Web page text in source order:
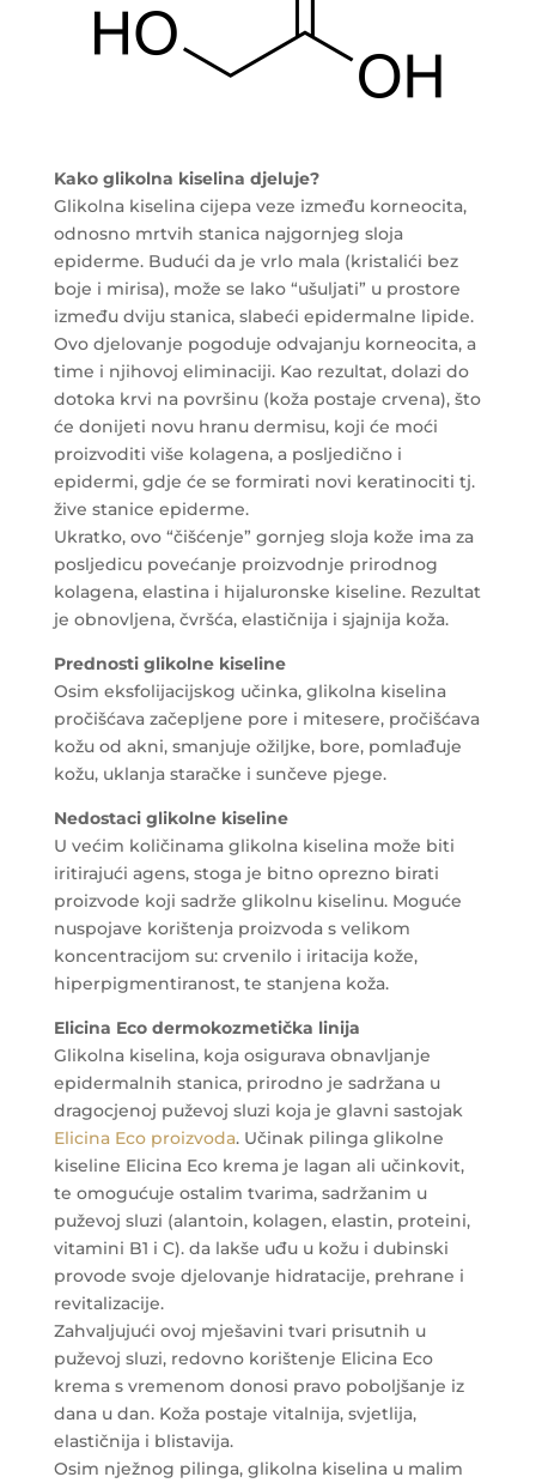
Kako glikolna kiselina djeluje?
Glikolna kiselina cijepa veze između korneocita,
odnosno mrtvih stanica najgornjeg sloja
epiderme. Budući da je vrlo mala (kristalići bez
boje i mirisa), može se lako “ušuljati” u prostore
između dviju stanica, slabeći epidermalne lipide.
Ovo djelovanje pogoduje odvajanju korneocita, a
time i njihovoj eliminaciji. Kao rezultat, dolazi do
dotoka krvi na površinu (koža postaje crvena), što
će donijeti novu hranu dermisu, koji će moći
proizvoditi više kolagena, a posljedično i
epidermi, gdje će se formirati novi keratinociti tj.
žive stanice epiderme.
Ukratko, ovo “čišćenje” gornjeg sloja kože ima za
posljedicu povećanje proizvodnje prirodnog
kolagena, elastina i hijaluronske kiseline. Rezultat
je obnovljena, čvršća, elastičnija i sjajnija koža.
Prednosti glikolne kiseline
Osim eksfolijacijskog učinka, glikolna kiselina
pročišćava začepljene pore i mitesere, pročišćava
kožu od akni, smanjuje ožiljke, bore, pomlađuje
kožu, uklanja staračke i sunčeve pjege.
Nedostaci glikolne kiseline
U većim količinama glikolna kiselina može biti
iritirajući agens, stoga je bitno oprezno birati
proizvode koji sadrže glikolnu kiselinu. Moguće
nuspojave korištenja proizvoda s velikom
koncentracijom su: crvenilo i iritacija kože,
hiperpigmentiranost, te stanjena koža.
Elicina Eco dermokozmetička linija
Glikolna kiselina, koja osigurava obnavljanje
epidermalnih stanica, prirodno je sadržana u
dragocjenoj puževoj sluzi koja je glavni sastojak
Elicina Eco proizvoda. Učinak pilinga glikolne
kiseline Elicina Eco krema je lagan ali učinkovit,
te omogućuje ostalim tvarima, sadržanim u
puževoj sluzi (alantoin, kolagen, elastin, proteini,
vitamini B1 i C). da lakše uđu u kožu i dubinski
provode svoje djelovanje hidratacije, prehrane i
revitalizacije.
Zahvaljujući ovoj mješavini tvari prisutnih u
puževoj sluzi, redovno korištenje Elicina Eco
krema s vremenom donosi pravo poboljšanje iz
dana u dan. Koža postaje vitalnija, svjetlija,
elastičnija i blistavija.
Osim nježnog pilinga, glikolna kiselina u malim